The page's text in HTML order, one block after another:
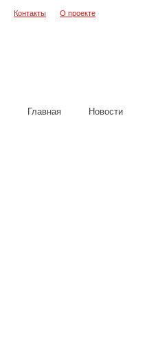
Контакты О проекте
Главная Новости